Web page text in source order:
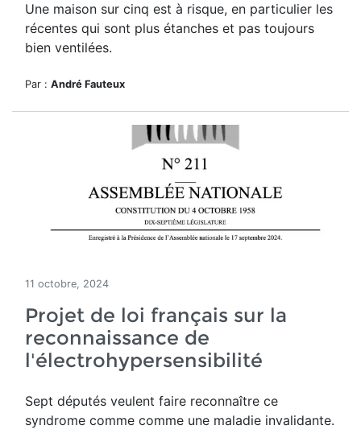
Une maison sur cinq est à risque, en particulier les
récentes qui sont plus étanches et pas toujours
bien ventilées.
Par : André Fauteux
11 octobre, 2024
Projet de loi français sur la
reconnaissance de
l'électrohypersensibilité
Sept députés veulent faire reconnaître ce
syndrome comme comme une maladie invalidante.